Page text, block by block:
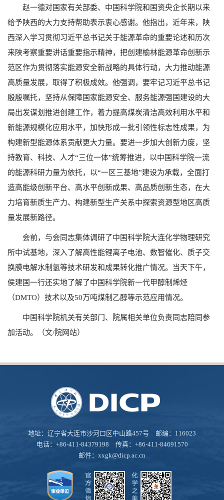
赵一德对国家有关部委、中国科学院和国资央企长期以来
给予陕西的大力支持帮助表示衷心感谢。他指出，近年来，陕
西深入学习贯彻习近平总书记关于能源革命的重要论述和历次
来陕考察重要讲话重要指示精神，把创建榆林能源革命创新示
范区作为贯彻落实能源安全新战略的具体行动，大力推动能源
高质量发展，取得了积极成效。他强调，要牢记习近平总书记
殷殷嘱托，坚持从保障国家能源安全、服务能源强国建设的大
局出发谋划推进创建工作，着力提高煤炭清洁高效利用水平和
新能源规模化应用水平，加快形成一批引领性标志性成果，为
构建新型能源体系贡献更大力量。要进一步加大创新力度，坚
持教育、科技、人才“三位一体”统筹推进，以中国科学院一流
的能源科研力量为依托，以“一区三基地”建设为承载，全面打
造高能级创新平台、高水平创新成果、高品质创新生态，在大
力培育新质生产力、构建新型生产关系中探索资源型地区高质
量发展新路径。
会前，与会同志集体调研了中国科学院大连化学物理研究
所中试基地，深入了解高性能锂离子电池、数智催化、质子交
换膜电解水制氢等技术研发和成果转化推广情况。当天下午，
侯建国一行还实地了解了中国科学院新一代甲醇制烯烃
（DMTO）技术以及50万吨煤制乙醇等示范应用情况。
中国科学院机关有关部门、院属相关单位负责同志陪同参
加活动。（文/院网站）
地址：辽宁省大连市沙河口区中山路457号 邮编：116023
电话：+86-411-84379198 传真：+86-411-84691570
邮件： xxgk@dicp.ac.cn